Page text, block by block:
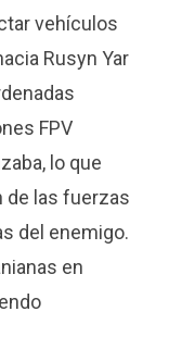
vehículos
Rusyn Yar
FPV
lo que
de las fuerzas
del enemigo.
en